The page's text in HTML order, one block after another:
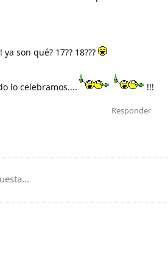
son qué? 17?? 18???
lo celebramos.... !!!
Responder